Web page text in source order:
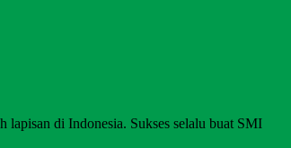
lapisan di Indonesia. Sukses selalu buat SMI